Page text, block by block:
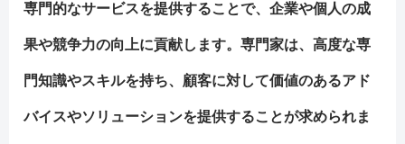
専門的なサービスを提供することで、企業や個人の成
果や競争力の向上に貢献します。専門家は、高度な専
門知識やスキルを持ち、顧客に対して価値のあるアド
バイスやソリューションを提供することが求められま